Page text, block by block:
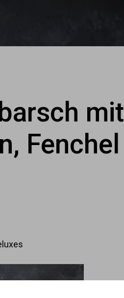
mit
Fenchel